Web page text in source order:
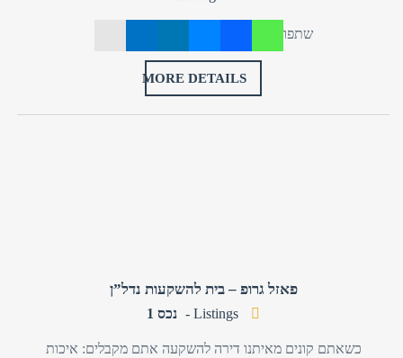
שתפו
MORE DETAILS
פאזל גרופ – בית להשקעות נדל”ן
נכס 1
כשאתם קונים מאיתנו דירה להשקעה אתם מקבלים: איכות